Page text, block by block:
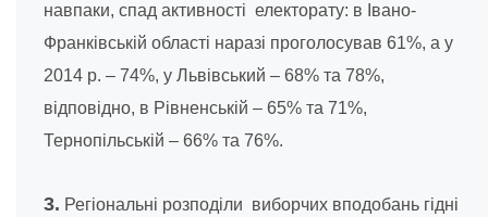
навпаки, спад активності електорату: в Івано-
Франківській області наразі проголосував 61%, а у
2014 р. – 74%, у Львівський – 68% та 78%,
відповідно, в Рівненській – 65% та 71%,
Тернопільській – 66% та 76%.
3. Регіональні розподіли виборчих вподобань гідні